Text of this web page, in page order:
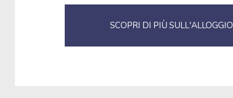
SCOPRI DI PIÙ SULL'ALLOGGIO